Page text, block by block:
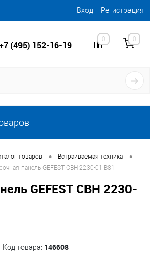
Вход Регистрация
+7 (495) 152-16-19
0 0
товаров • Встраиваемая техника •
панель GEFEST СВН 2230-01 B81
GEFEST СВН 2230-
Код товара: 146608